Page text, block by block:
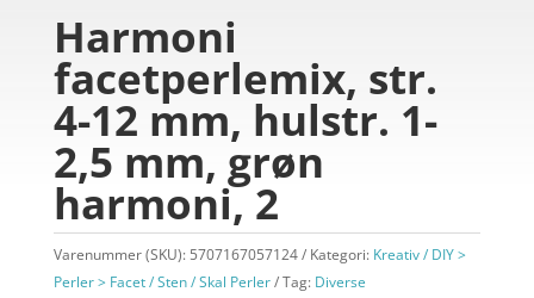
Harmoni
facetperlemix, str.
4-12 mm, hulstr. 1-
2,5 mm, grøn
harmoni, 2
Varenummer (SKU): 5707167057124 Kategori: Kreativ / DIY >
Perler > Facet / Sten / Skal Perler
Tag: Diverse